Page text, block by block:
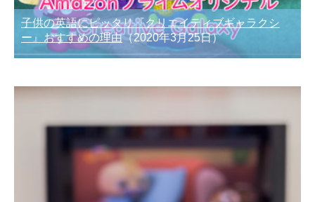
子供の英語にピッタリ『クリエイティブギャラクシ
ー』おすすめの理由（2020年3月25日）